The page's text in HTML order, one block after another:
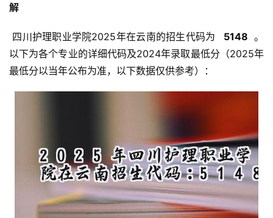
解
四川护理职业学院2025年在云南的招生代码为
  5148
。
以下为各个专业的详细代码及2024年录取最低分（2025年
最低分以当年公布为准，以下数据仅供参考）：